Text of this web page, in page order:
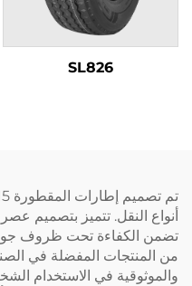
SL826
أنواع النقل. تتميز بتصميم
تضمن الكفاءة تحت ظروف جوية
من المنتجات المفضلة في
والموثوقية في الاستخدام